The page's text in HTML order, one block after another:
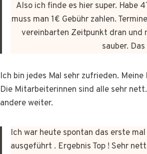
Also ich finde es hier super. Habe
muss man 1€ Gebühr zahlen.
vereinbarten Zeitpunkt dran und
sauber.
Ich bin jedes Mal sehr zufrieden.
Die Mitarbeiterinnen sind alle sehr
andere weiter.
Ich war heute spontan das erste
ausgeführt . Ergebnis Top ! Sehr